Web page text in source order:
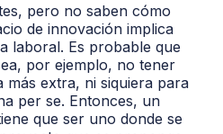
pero no saben cómo
de innovación implica
laboral. Es probable que
por ejemplo, no tener
más extra, ni siquiera para
per se. Entonces, un
que ser uno donde se